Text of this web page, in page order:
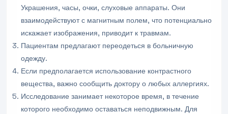
Украшения, часы, очки, слуховые аппараты. Они
взаимодействуют с магнитным полем, что потенциально
искажает изображения, приводит к травмам.
Пациентам предлагают переодеться в больничную
одежду.
Если предполагается использование контрастного
вещества, важно сообщить доктору о любых аллергиях.
Исследование занимает некоторое время, в течение
которого необходимо оставаться неподвижным. Для